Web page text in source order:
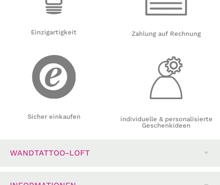
Einzigartigkeit
Sicher einkaufen
Zahlung auf Rechnung
individuelle & personalisierte
Geschenkideen
WANDTATTOO-LOFT